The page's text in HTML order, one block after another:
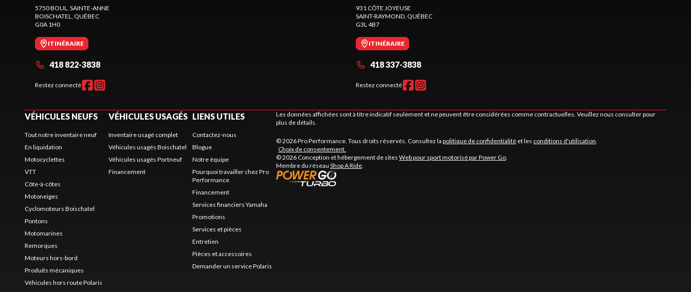
5750 BOUL. SAINTE-ANNE
BOISCHATEL
, QUÉBEC
G0A 1H0
ITINÉRAIRE
418 822-3838
Restez connecté
931 CÔTE JOYEUSE
SAINT-RAYMOND , QUÉBEC
G3L 4B7
ITINÉRAIRE
418 337-3838
Restez connecté
VÉHICULES NEUFS
Tout notre inventaire neuf
En liquidation
Motocyclettes
VTT
Côte-à-côtes
Motoneiges
Cyclomoteurs Boischatel
Pontons
Motomarines
Remorques
Moteurs hors-bord
Produits mécaniques
Véhicules hors route Polaris
VÉHICULES USAGÉS
Inventaire usagé complet
Véhicules usagés Boischatel
Véhicules usagés Portneuf
Financement
LIENS UTILES
Contactez-nous
Blogue
Notre équipe
Pourquoi travailler chez Pro
Performance
Financement
Services financiers Yamaha
Promotions
Services et pièces
Entretien
Pièces et accessoires
Demander un service Polaris
Les données affichées sont à titre indicatif seulement et ne peuvent être considérées comme contractuelles. Veuillez nous consulter pour
plus de détails.
© 2026 Pro Performance. Tous droits réservés. Consultez lapolitique de confidentialité et les conditions d'utilisation
Choix de consentement.
© 2026 Conception et hébergement de sitesWeb pour sport motorisé par Power Go
Membre du réseauShop A Ride